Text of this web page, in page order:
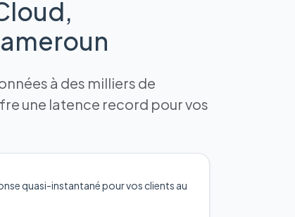
à des milliers de
une latence record pour vos
quasi-instantané pour vos clients au